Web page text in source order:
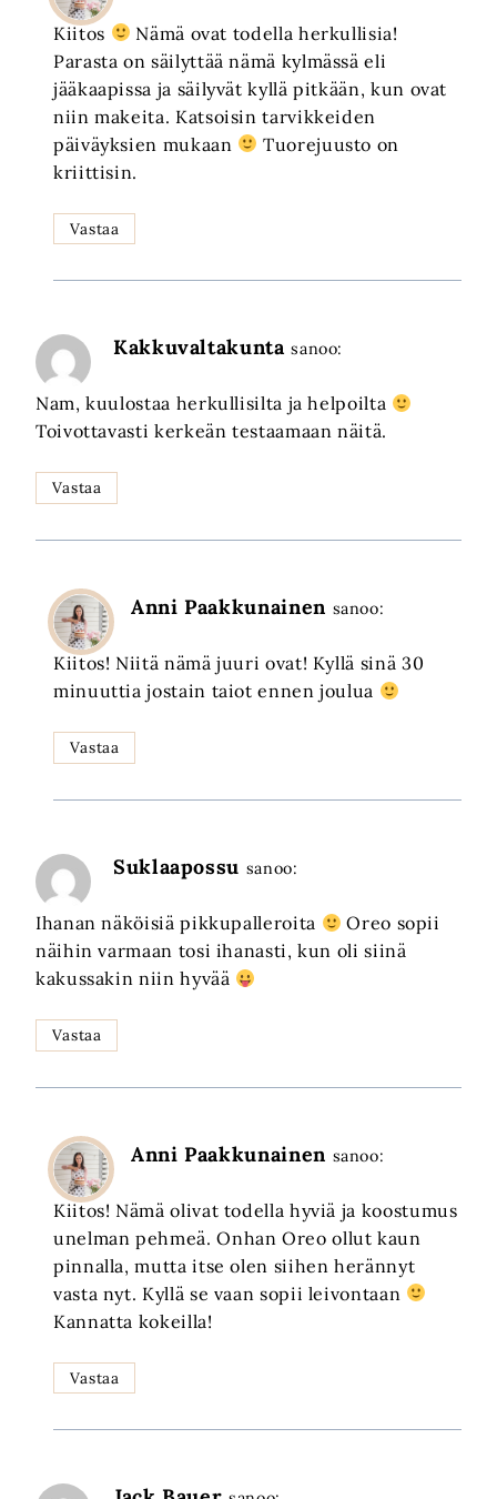
Kiitos
Nämä ovat todella herkullisia!
Parasta on säilyttää nämä kylmässä eli
jääkaapissa ja säilyvät kyllä pitkään, kun ovat
niin makeita. Katsoisin tarvikkeiden
päiväyksien mukaan
Tuorejuusto on
kriittisin.
Vastaa
Kakkuvaltakunta sanoo:
Nam, kuulostaa herkullisilta ja helpoilta
Toivottavasti kerkeän testaamaan näitä.
Vastaa
Anni Paakkunainen sanoo:
Kiitos! Niitä nämä juuri ovat! Kyllä sinä 30
minuuttia jostain taiot ennen joulua
Vastaa
Suklaapossu sanoo:
Ihanan näköisiä pikkupalleroita
Oreo sopii
näihin varmaan tosi ihanasti, kun oli siinä
kakussakin niin hyvää
Vastaa
Anni Paakkunainen sanoo:
Kiitos! Nämä olivat todella hyviä ja koostumus
unelman pehmeä. Onhan Oreo ollut kaun
pinnalla, mutta itse olen siihen herännyt
vasta nyt. Kyllä se vaan sopii leivontaan
Kannatta kokeilla!
Vastaa